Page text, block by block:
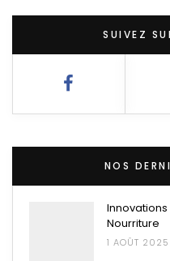
SUIVEZ
NOS
Innovations
Nourriture
1 AOÛT 2025